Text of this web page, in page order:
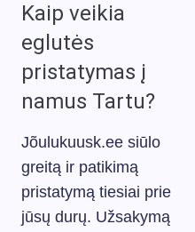
Kaip veikia
eglutės
pristatymas į
namus Tartu?
Jõulukuusk.ee siūlo
greitą ir patikimą
pristatymą tiesiai prie
jūsų durų. Užsakymą